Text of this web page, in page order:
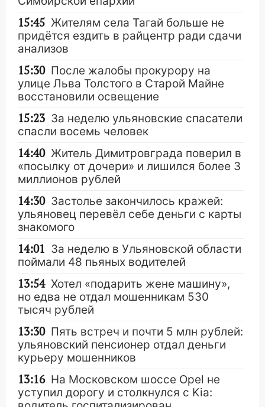
15:45 Жителям села Тагай больше не
придётся ездить в райцентр ради сдачи
анализов
15:30 После жалобы прокурору на
улице Льва Толстого в Старой Майне
восстановили освещение
15:23 За неделю ульяновские спасатели
спасли восемь человек
14:40 Житель Димитровграда поверил в
«посылку от дочери» и лишился более 3
миллионов рублей
14:30 Застолье закончилось кражей:
ульяновец перевёл себе деньги с карты
знакомого
14:01 За неделю в Ульяновской области
поймали 48 пьяных водителей
13:54 Хотел «подарить жене машину»,
но едва не отдал мошенникам 530
тысяч рублей
13:30 Пять встреч и почти 5 млн рублей:
ульяновский пенсионер отдал деньги
курьеру мошенников
13:16 На Московском шоссе Opel не
уступил дорогу и столкнулся с Kia: